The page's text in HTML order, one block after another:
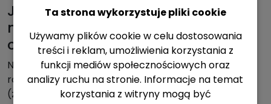
Ta strona wykorzystuje pliki cookie
Używamy plików cookie w celu dostosowania
treści i reklam, umożliwienia korzystania z
funkcji mediów społecznościowych oraz
analizy ruchu na stronie. Informacje na temat
korzystania z witryny mogą być
Jakie „środki na septoriozę liści”
najlepiej wpisują się w program
ochrony?
Najlepiej sprawdzają się rozwiązania, które pasują do
roli zabiegu w programie
(zapobiegawczo/interwencyjnie), mają właściwe